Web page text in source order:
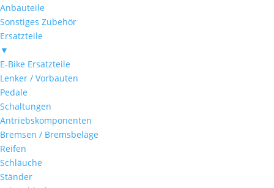
Anbauteile
Sonstiges Zubehör
Ersatzteile
▼
E-Bike Ersatzteile
Lenker / Vorbauten
Pedale
Schaltungen
Antriebskomponenten
Bremsen / Bremsbeläge
Reifen
Schläuche
Ständer